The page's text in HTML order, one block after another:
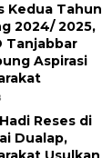
Kedua Tahun
2024/ 2025,
Tanjabbar
Aspirasi
Reses di
Dualap,